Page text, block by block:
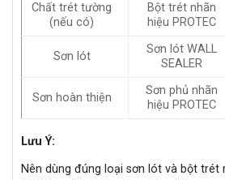
Chất trét tường
(nếu có)
Bột trét nhãn
hiệu PROTEC
Sơn lót
Sơn lót WALL
SEALER
Sơn hoàn thiện
Sơn phủ nhãn
hiệu PROTEC
Lưu Ý:
Nên dùng đúng loại sơn lót và bột trét